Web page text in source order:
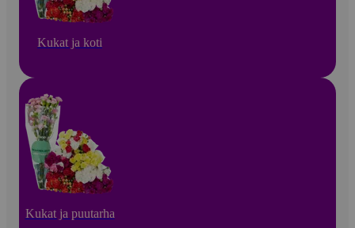
Kukat ja koti
Kukat ja puutarha